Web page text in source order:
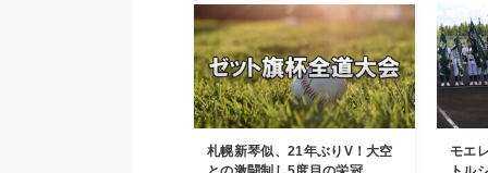
札幌新琴似、21年ぶりV！大空
モエ